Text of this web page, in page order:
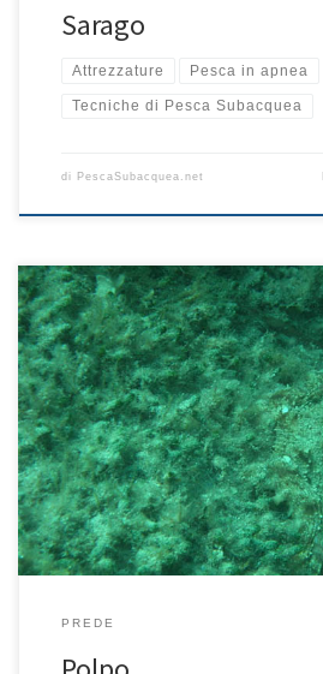
Sarago
Attrezzature Pesca in apnea
Tecniche di Pesca Subacquea
di PescaSubacquea.net
Il polpo è una delle prede più
infatti, si può trovare un po’ ovunque
il problema, per molti principianti, è
infatti questo animale è dotato di una
mimetica, non solo cromatica ma
PREDE